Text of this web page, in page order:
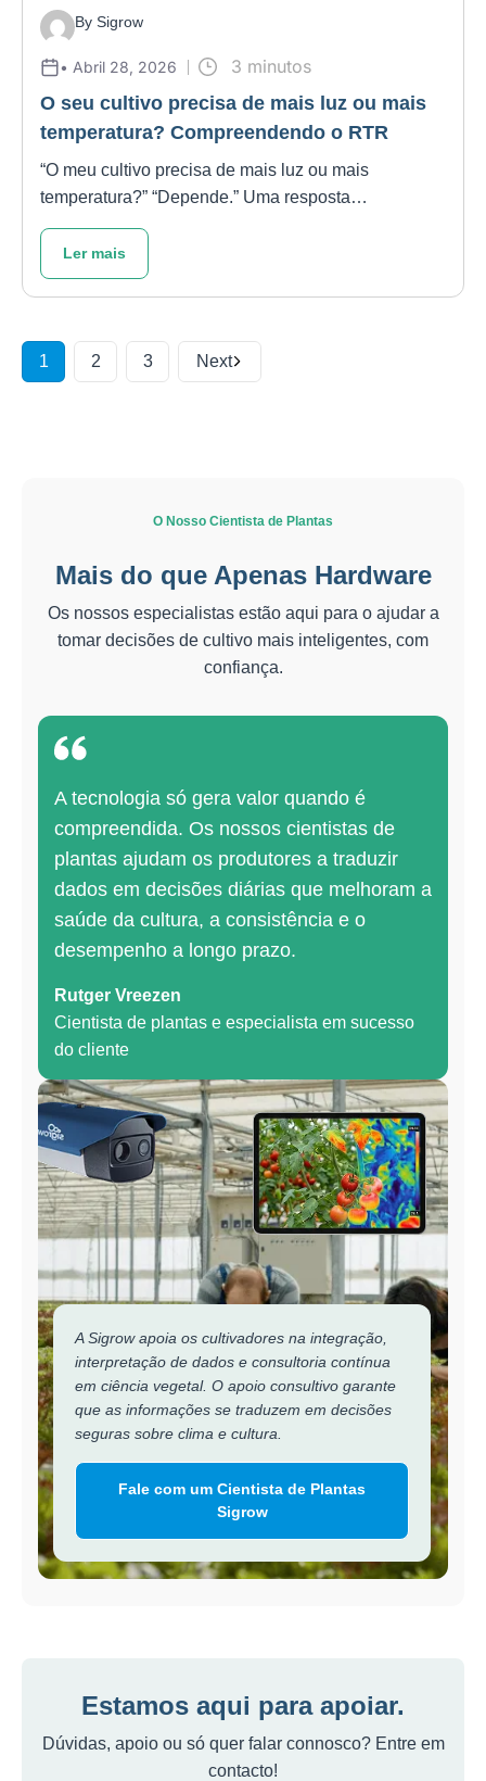
By Sigrow
• Abril 28, 2026
3 minutos
O seu cultivo precisa de mais luz ou mais
temperatura? Compreendendo o RTR
“O meu cultivo precisa de mais luz ou mais
temperatura?” “Depende.” Uma resposta…
Ler mais
P
o
1 2 3 Next
O Nosso Cientista de Plantas
Mais do que Apenas Hardware
Os nossos especialistas estão aqui para o ajudar a
tomar decisões de cultivo mais inteligentes, com
confiança.
A tecnologia só gera valor quando é
compreendida. Os nossos cientistas de
plantas ajudam os produtores a traduzir
dados em decisões diárias que melhoram a
saúde da cultura, a consistência e o
desempenho a longo prazo.
Rutger Vreezen
Cientista de plantas e especialista em sucesso
do cliente
A Sigrow apoia os cultivadores na integração,
interpretação de dados e consultoria contínua
em ciência vegetal. O apoio consultivo garante
que as informações se traduzem em decisões
seguras sobre clima e cultura.
Fale com um Cientista de Plantas
Sigrow
Estamos aqui para apoiar.
Dúvidas, apoio ou só quer falar connosco? Entre em
contacto!